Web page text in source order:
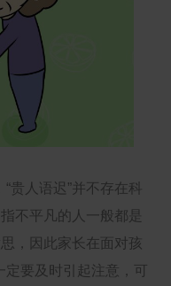
人语迟”并不存在科
不平凡的人一般都是
，因此家长在面对孩
定要及时引起注意，可